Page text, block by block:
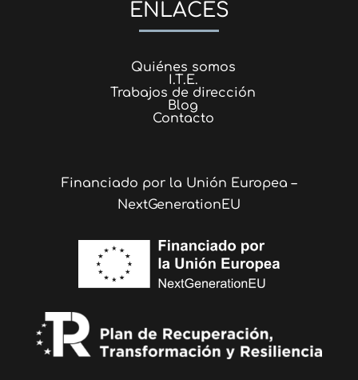
ENLACES
Quiénes somos
I.T.E.
Trabajos de dirección
Blog
Contacto
Financiado por la Unión Europea –
NextGenerationEU